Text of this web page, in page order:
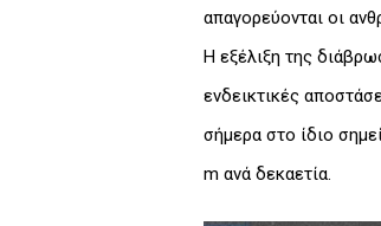
απαγορεύονται οι
Η εξέλιξη της
ενδεικτικές
σήμερα στο ίδιο
m ανά δεκαετία.